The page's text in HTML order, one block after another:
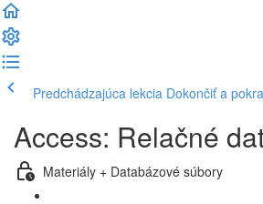
Predchádzajúca lekcia Dokončiť a
Access: Relačné
Materiály + Databázové súbory